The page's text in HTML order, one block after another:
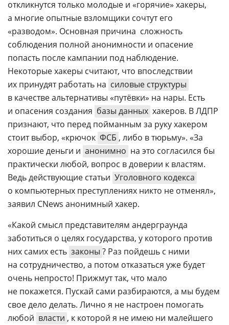
откликнутся только молодые и «горячие» хакеры,
а многие опытные взломщики сочтут его
«разводом». Основная причина  сложность
соблюдения полной анонимности и опасение
попасть после кампании под наблюдение.
Некоторые хакеры считают, что впоследствии
их принудят работать на силовые структуры
в качестве альтернативы «путёвки» на нары. Есть
и опасения создания базы данных хакеров. В ЛДПР
признают, что перед пойманным за руку хакером
стоит выбор, «крючок ФСБ , либо в тюрьму». «За
хорошие деньги и анонимно на это согласился бы
практически любой, вопрос в доверии к властям.
Ведь действующие статьи Уголовного кодекса
о компьютерных преступлениях никто не отменял», 
заявил CNews анонимный хакер.
«Какой смысл представителям андерграунда
заботиться о целях государства, у которого против
них самих есть законы ? Раз пойдешь с ними
на сотрудничество, а потом отказаться уже будет
очень непросто! Прижмут так, что мало
не покажется. Пускай сами разбираются, а мы будем
свое дело делать. Лично я не настроен помогать
любой власти , к которой я не имею ни малейшего